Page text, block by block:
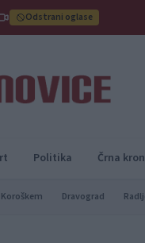
Odstrani oglase
Politika Črna
Dravograd